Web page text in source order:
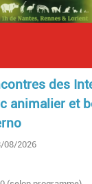
des
animalier et
08/2026